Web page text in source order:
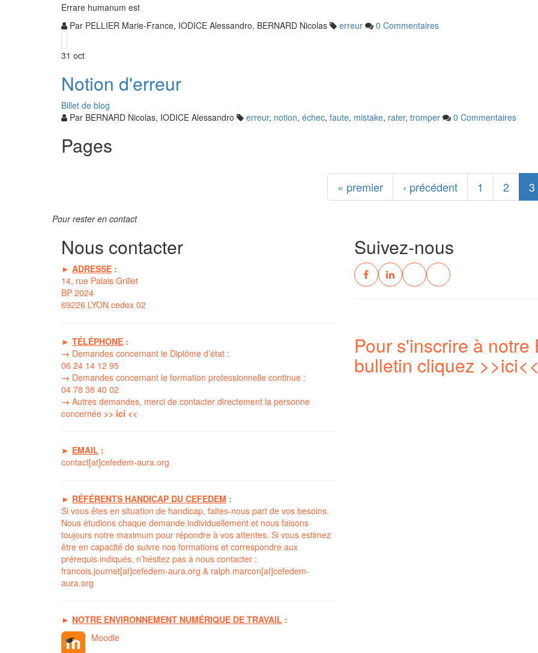
Errare humanum est
Par PELLIER Marie-France, IODICE Alessandro, BERNARD Nicolas erreur 0 Commentaires
31 oct
Notion d'erreur
Billet de blog
Par BERNARD Nicolas, IODICE Alessandro erreur, notion, échec, faute, mistake, rater, tromper 0 Commentaires
Pages
« premier ‹ précédent 1 2 3
Pour rester en contact
Nous contacter
► ADRESSE :
14, rue Palais Grillet
BP 2024
69226 LYON cedex 02
► TÉLÉPHONE :
→ Demandes concernant le Diplôme d’état :
06 24 14 12 95
→ Demandes concernant le formation professionnelle continue :
04 78 38 40 02
→ Autres demandes, merci de contacter directement la personne
concernée >> ici <<
► EMAIL :
contact[at]cefedem-aura.org
► RÉFÉRENTS HANDICAP DU CEFEDEM :
Si vous êtes en situation de handicap, faites-nous part de vos besoins.
Nous étudions chaque demande individuellement et nous faisons
toujours notre maximum pour répondre à vos attentes. Si vous estimez
être en capacité de suivre nos formations et correspondre aux
prérequis indiqués, n’hésitez pas à nous contacter :
francois.journet[at]cefedem-aura.org & ralph.marcon[at]cefedem-
aura.org
► NOTRE ENVIRONNEMENT NUMÉRIQUE DE TRAVAIL :
Moodle
Suivez-nous
Pour s'inscrire à notre
bulletin cliquez >>ici<<